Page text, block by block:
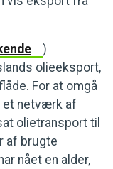
)
olieeksport,
For at omgå
et netværk af
olietransport til
af brugte
nået en alder,